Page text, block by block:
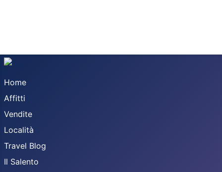
Home
Affitti
Vendite
Località
Travel Blog
Il Salento